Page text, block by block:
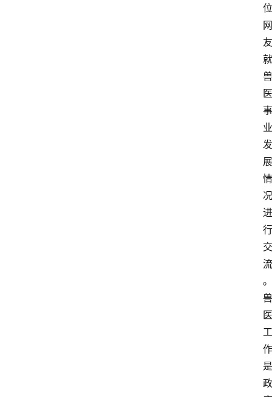
位
网
友
就
兽
医
事
业
发
展
情
况
进
行
交
流
。
兽
医
工
作
是
政